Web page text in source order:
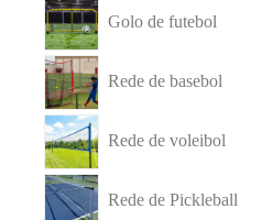
Golo de futebol
Rede de basebol
Rede de voleibol
Rede de Pickleball